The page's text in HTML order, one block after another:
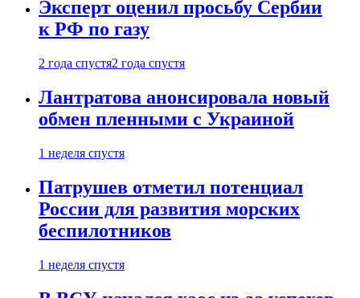
Эксперт оценил просьбу Сербии
к РФ по газу
2 года спустя2 года спустя
Лантратова анонсировала новый
обмен пленными с Украиной
1 неделя спустя
Патрушев отметил потенциал
России для развития морских
беспилотников
1 неделя спустя